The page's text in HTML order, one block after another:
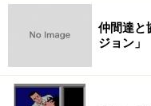
仲間達と
ジョン」